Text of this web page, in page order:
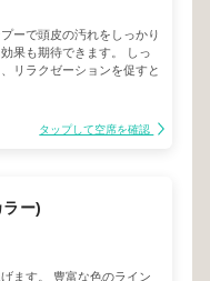
ーで頭皮の汚れをしっかり
果も期待できます。 しっ
リラクゼーションを促すと
タップして空席を確認
ー)
ます。 豊富な色のライン